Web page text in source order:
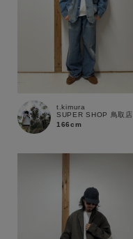
t.kimura
SUPER SHOP 鳥取店
166cm